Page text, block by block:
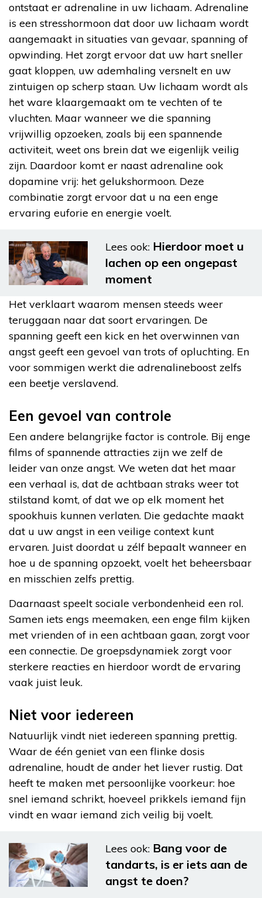
ontstaat er adrenaline in uw lichaam. Adrenaline
is een stresshormoon dat door uw lichaam wordt
aangemaakt in situaties van gevaar, spanning of
opwinding. Het zorgt ervoor dat uw hart sneller
gaat kloppen, uw ademhaling versnelt en uw
zintuigen op scherp staan. Uw lichaam wordt als
het ware klaargemaakt om te vechten of te
vluchten. Maar wanneer we die spanning
vrijwillig opzoeken, zoals bij een spannende
activiteit, weet ons brein dat we eigenlijk veilig
zijn. Daardoor komt er naast adrenaline ook
dopamine vrij: het gelukshormoon. Deze
combinatie zorgt ervoor dat u na een enge
ervaring euforie en energie voelt.
Lees ook: Hierdoor moet u
lachen op een ongepast
moment
Het verklaart waarom mensen steeds weer
teruggaan naar dat soort ervaringen. De
spanning geeft een kick en het overwinnen van
angst geeft een gevoel van trots of opluchting. En
voor sommigen werkt die adrenalineboost zelfs
een beetje verslavend.
Een gevoel van controle
Een andere belangrijke factor is controle. Bij enge
films of spannende attracties zijn we zelf de
leider van onze angst. We weten dat het maar
een verhaal is, dat de achtbaan straks weer tot
stilstand komt, of dat we op elk moment het
spookhuis kunnen verlaten. Die gedachte maakt
dat u uw angst in een veilige context kunt
ervaren. Juist doordat u zélf bepaalt wanneer en
hoe u de spanning opzoekt, voelt het beheersbaar
en misschien zelfs prettig.
Daarnaast speelt sociale verbondenheid een rol.
Samen iets engs meemaken, een enge film kijken
met vrienden of in een achtbaan gaan, zorgt voor
een connectie. De groepsdynamiek zorgt voor
sterkere reacties en hierdoor wordt de ervaring
vaak juist leuk.
Niet voor iedereen
Natuurlijk vindt niet iedereen spanning prettig.
Waar de één geniet van een flinke dosis
adrenaline, houdt de ander het liever rustig. Dat
heeft te maken met persoonlijke voorkeur: hoe
snel iemand schrikt, hoeveel prikkels iemand fijn
vindt en waar iemand zich veilig bij voelt.
Lees ook: Bang voor de
tandarts, is er iets aan de
angst te doen?